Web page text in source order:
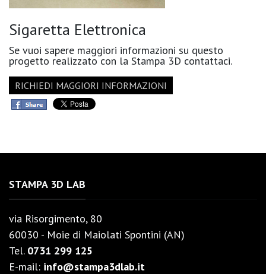
Sigaretta Elettronica
Se vuoi sapere maggiori informazioni su questo
progetto realizzato con la Stampa 3D contattaci.
RICHIEDI MAGGIORI INFORMAZIONI
STAMPA 3D LAB
via Risorgimento, 80
60030 - Moie di Maiolati Spontini (AN)
Tel. 0731 299 125
E-mail: info@stampa3dlab.it